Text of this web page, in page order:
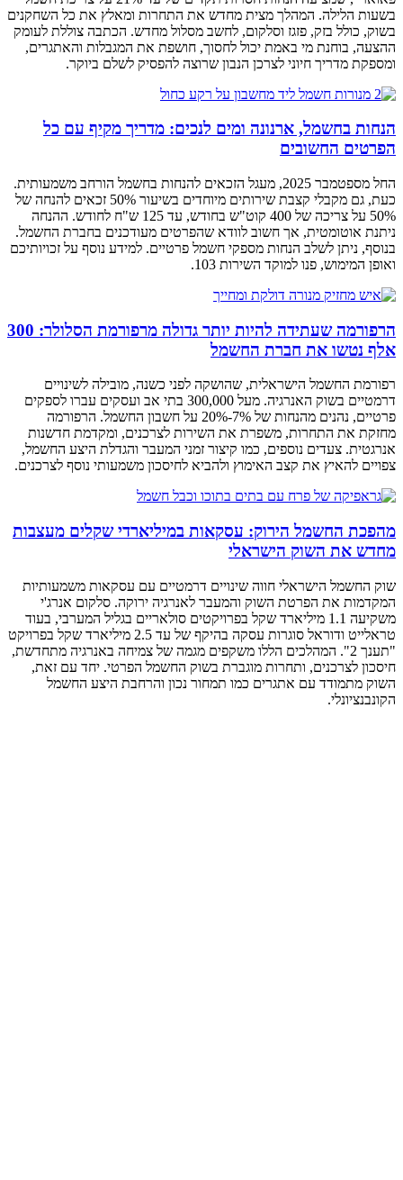
בשעות הלילה. המהלך מצית מחדש את התחרות ומאלץ את כל השחקנים
בשוק, כולל בזק, פזגז וסלקום, לחשב מסלול מחדש. הכתבה צוללת לעומק
ההצעה, בוחנת מי באמת יכול לחסוך, חושפת את המגבלות והאתגרים,
ומספקת מדריך חיוני לצרכן הנבון שרוצה להפסיק לשלם ביוקר.
הנחות בחשמל, ארנונה ומים לנכים: מדריך מקיף עם כל
הפרטים החשובים
החל מספטמבר 2025, מעגל הזכאים להנחות בחשמל הורחב משמעותית.
כעת, גם מקבלי קצבת שירותים מיוחדים בשיעור 50% זכאים להנחה של
50% על צריכה של 400 קוט"ש בחודש, עד 125 ש"ח לחודש. ההנחה
ניתנת אוטומטית, אך חשוב לוודא שהפרטים מעודכנים בחברת החשמל.
בנוסף, ניתן לשלב הנחות מספקי חשמל פרטיים. למידע נוסף על זכויותיכם
ואופן המימוש, פנו למוקד השירות 103.
הרפורמה שעתידה להיות יותר גדולה מרפורמת הסלולר: 300
אלף נטשו את חברת החשמל
רפורמת החשמל הישראלית, שהושקה לפני כשנה, מובילה לשינויים
דרמטיים בשוק האנרגיה. מעל 300,000 בתי אב ועסקים עברו לספקים
פרטיים, נהנים מהנחות של 7%-20% על חשבון החשמל. הרפורמה
מחזקת את התחרות, משפרת את השירות לצרכנים, ומקדמת חדשנות
אנרגטית. צעדים נוספים, כמו קיצור זמני המעבר והגדלת היצע החשמל,
צפויים להאיץ את קצב האימוץ ולהביא לחיסכון משמעותי נוסף לצרכנים.
מהפכת החשמל הירוק: עסקאות במיליארדי שקלים מעצבות
מחדש את השוק הישראלי
שוק החשמל הישראלי חווה שינויים דרמטיים עם עסקאות משמעותיות
המקדמות את הפרטת השוק והמעבר לאנרגיה ירוקה. סלקום אנרג'י
משקיעה 1.1 מיליארד שקל בפרויקטים סולאריים בגליל המערבי, בעוד
טראלייט ודוראל סוגרות עסקה בהיקף של עד 2.5 מיליארד שקל בפרויקט
"תענך 2". המהלכים הללו משקפים מגמה של צמיחה באנרגיה מתחדשת,
חיסכון לצרכנים, ותחרות מוגברת בשוק החשמל הפרטי. יחד עם זאת,
השוק מתמודד עם אתגרים כמו תמחור נכון והרחבת היצע החשמל
הקונבנציונלי.